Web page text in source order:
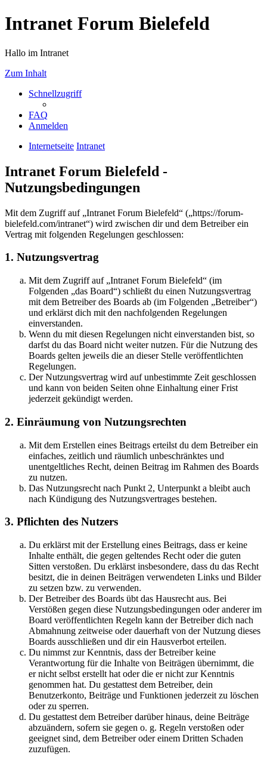
Intranet Forum Bielefeld
Hallo im Intranet
Zum Inhalt
Schnellzugriff
FAQ
Anmelden
Internetseite Intranet
Intranet Forum Bielefeld -
Nutzungsbedingungen
Mit dem Zugriff auf „Intranet Forum Bielefeld“ („https://forum-
bielefeld.com/intranet“) wird zwischen dir und dem Betreiber ein
Vertrag mit folgenden Regelungen geschlossen:
1. Nutzungsvertrag
Mit dem Zugriff auf „Intranet Forum Bielefeld“ (im
Folgenden „das Board“) schließt du einen Nutzungsvertrag
mit dem Betreiber des Boards ab (im Folgenden „Betreiber“)
und erklärst dich mit den nachfolgenden Regelungen
einverstanden.
Wenn du mit diesen Regelungen nicht einverstanden bist, so
darfst du das Board nicht weiter nutzen. Für die Nutzung des
Boards gelten jeweils die an dieser Stelle veröffentlichten
Regelungen.
Der Nutzungsvertrag wird auf unbestimmte Zeit geschlossen
und kann von beiden Seiten ohne Einhaltung einer Frist
jederzeit gekündigt werden.
2. Einräumung von Nutzungsrechten
Mit dem Erstellen eines Beitrags erteilst du dem Betreiber ein
einfaches, zeitlich und räumlich unbeschränktes und
unentgeltliches Recht, deinen Beitrag im Rahmen des Boards
zu nutzen.
Das Nutzungsrecht nach Punkt 2, Unterpunkt a bleibt auch
nach Kündigung des Nutzungsvertrages bestehen.
3. Pflichten des Nutzers
Du erklärst mit der Erstellung eines Beitrags, dass er keine
Inhalte enthält, die gegen geltendes Recht oder die guten
Sitten verstoßen. Du erklärst insbesondere, dass du das Recht
besitzt, die in deinen Beiträgen verwendeten Links und Bilder
zu setzen bzw. zu verwenden.
Der Betreiber des Boards übt das Hausrecht aus. Bei
Verstößen gegen diese Nutzungsbedingungen oder anderer im
Board veröffentlichten Regeln kann der Betreiber dich nach
Abmahnung zeitweise oder dauerhaft von der Nutzung dieses
Boards ausschließen und dir ein Hausverbot erteilen.
Du nimmst zur Kenntnis, dass der Betreiber keine
Verantwortung für die Inhalte von Beiträgen übernimmt, die
er nicht selbst erstellt hat oder die er nicht zur Kenntnis
genommen hat. Du gestattest dem Betreiber, dein
Benutzerkonto, Beiträge und Funktionen jederzeit zu löschen
oder zu sperren.
Du gestattest dem Betreiber darüber hinaus, deine Beiträge
abzuändern, sofern sie gegen o. g. Regeln verstoßen oder
geeignet sind, dem Betreiber oder einem Dritten Schaden
zuzufügen.